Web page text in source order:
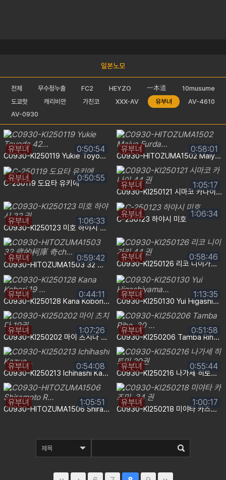
일본노모
전체 무수정누출 FC2 HEYZO 一本道
10musume
도쿄핫
캐리비안 가친코 XXX-AV 유부녀
AV-4610
AV-0930
C0930-KI250119 Yukie Toyoda 42…
유부녀 0:50:54
C0930-HITOZUMA1502 Maiya Furda…
유부녀 0:58:01
C-250119 도요타 유키에
유부녀 0:50:55
C0930-KI250121 시마코 카나이 44 권
유부녀 1:05:17
C0930-KI250123 미호 하야시 32 권
유부녀 1:06:33 C-250123 하야시 미호
유부녀 1:06:34
C0930-HITOZUMA1503 32 歲的柯庫 奇ch…
유부녀 0:59:42
C0930-KI250126 리코 니이가키 44 권
유부녀 0:58:46
C0930-KI250128 Kana Kobori 19 …
유부녀 0:44:11
C0930-KI250130 Yui Higashiyama…
유부녀 1:13:35
C0930-KI250202 마이 츠치다 19권
유부녀 1:07:26
C0930-KI250206 Tamba Riho, 30 …
유부녀 0:51:58
C0930-KI250213 Ichihashi Kazue…
유부녀 0:54:08
C0930-KI250216 나가세 히토미 20권
유부녀 0:55:44
C0930-HITOZUMA1506 Shiramoto R…
유부녀 1:05:51
C0930-KI250218 미야타 카즈미, 34 권
유부녀 1:00:17